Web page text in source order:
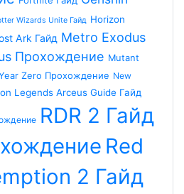
Wizards Unite Гайд Horizon
Ark Гайд Metro Exodus
Прохождение Mutant
Zero Прохождение New
Legends Arceus Guide Гайд
RDR 2 Гайд
Red
2 Гайд